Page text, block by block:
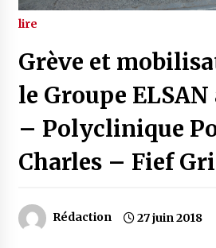
lire
Grève et
le Groupe
– Polyclinique
Charles – Fief
Rédaction 27 juin 2018